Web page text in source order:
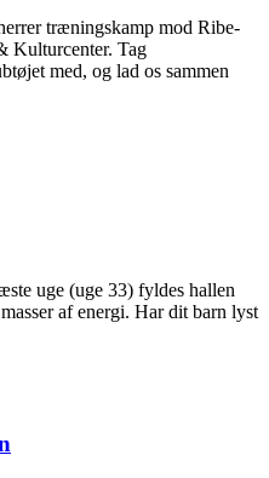
træningskamp mod Ribe-
Kulturcenter. Tag
med, og lad os sammen
uge (uge 33) fyldes hallen
af energi. Har dit barn lyst